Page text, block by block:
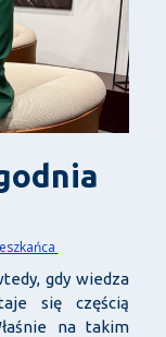
gdy wiedza
się częścią
na takim